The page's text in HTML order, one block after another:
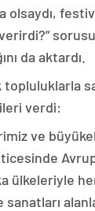
olsaydı,
da aktardı.
verdi:
ve
ülkeleriyle